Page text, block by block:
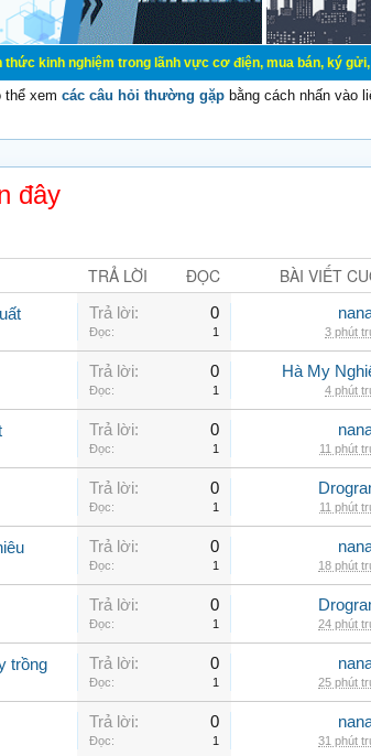
trong lãnh vực cơ điện, mua bán, ký gửi, cho
thể xem các câu hỏi thường gặp bằng cách nhấn vào
đây
TRẢ LỜI ĐỌC BÀI VIẾT
Trả lời: 0
Đọc: 1 3 phút
Trả lời: 0
Đọc: 1
Hà My
4 phút
Trả lời: 0
Đọc: 1 11 phút
Trả lời: 0
Đọc: 1 11 phút
Trả lời: 0
Đọc: 1 18 phút
Trả lời: 0
Đọc: 1 24 phút
trồng Trả lời: 0
Đọc: 1 25 phút
Trả lời: 0
Đọc: 1 31 phút